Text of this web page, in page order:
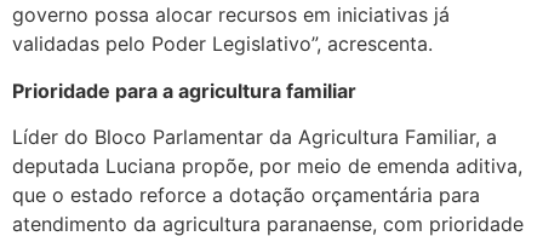
governo possa alocar recursos em iniciativas já
validadas pelo Poder Legislativo”, acrescenta.
Prioridade para a agricultura familiar
Líder do Bloco Parlamentar da Agricultura Familiar, a
deputada Luciana propõe, por meio de emenda aditiva,
que o estado reforce a dotação orçamentária para
atendimento da agricultura paranaense, com prioridade